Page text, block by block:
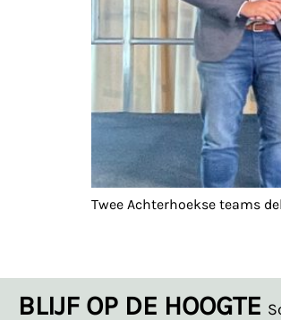
Twee Achterhoekse teams
BLIJF OP DE HOOGTE